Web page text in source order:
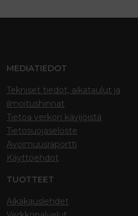
MEDIATIEDOT
Tekniset tiedot, aikataulut ja
ilmoitushinnat
Tietoa verkon kävijöistä
Tietosuojaseloste
Avoimuusraportti
Käyttöehdot
TUOTTEET
Aikakauslehdet